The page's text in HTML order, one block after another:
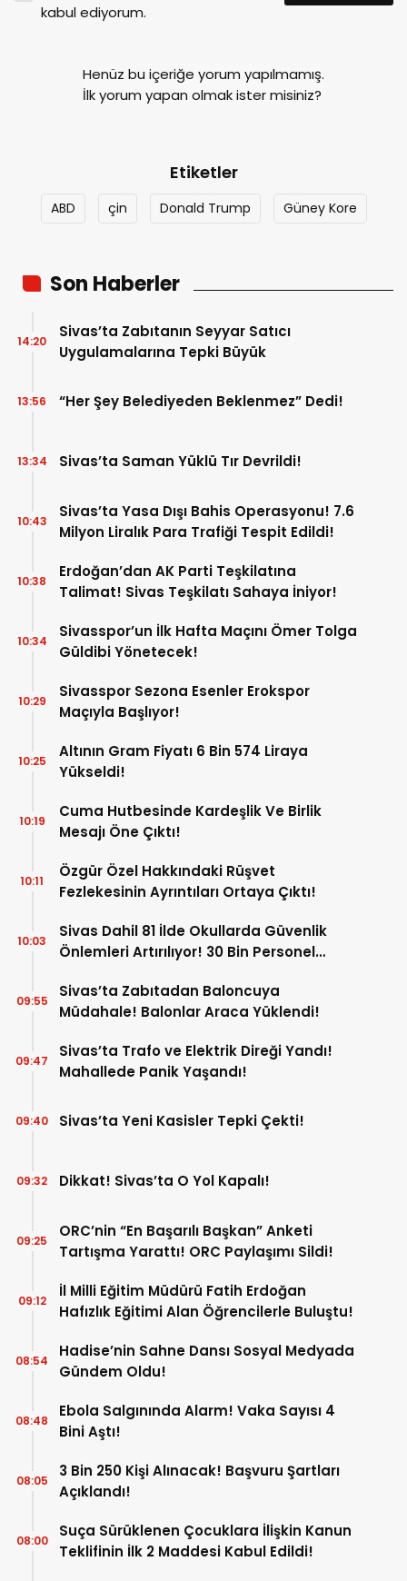
kabul ediyorum.
Henüz bu içeriğe yorum yapılmamış.
İlk yorum yapan olmak ister misiniz?
Etiketler
ABD çin Donald Trump Güney Kore
Son Haberler
Sivas’ta Zabıtanın Seyyar Satıcı
Uygulamalarına Tepki Büyük
14:20
“Her Şey Belediyeden Beklenmez” Dedi!
13:56
Sivas’ta Saman Yüklü Tır Devrildi!
13:34
Sivas’ta Yasa Dışı Bahis Operasyonu! 7.6
Milyon Liralık Para Trafiği Tespit Edildi!
10:43
Erdoğan’dan AK Parti Teşkilatına
Talimat! Sivas Teşkilatı Sahaya İniyor!
10:38
Sivasspor’un İlk Hafta Maçını Ömer Tolga
Güldibi Yönetecek!
10:34
Sivasspor Sezona Esenler Erokspor
Maçıyla Başlıyor!
10:29
Altının Gram Fiyatı 6 Bin 574 Liraya
Yükseldi!
10:25
Cuma Hutbesinde Kardeşlik Ve Birlik
Mesajı Öne Çıktı!
10:19
Özgür Özel Hakkındaki Rüşvet
Fezlekesinin Ayrıntıları Ortaya Çıktı!
10:11
Sivas Dahil 81 İlde Okullarda Güvenlik
Önlemleri Artırılıyor! 30 Bin Personel
10:03
Sivas’ta Zabıtadan Baloncuya
Müdahale! Balonlar Araca Yüklendi!
09:55
Sivas’ta Trafo ve Elektrik Direği Yandı!
Mahallede Panik Yaşandı!
09:47
Sivas’ta Yeni Kasisler Tepki Çekti!
09:40
Dikkat! Sivas’ta O Yol Kapalı!
09:32
ORC’nin “En Başarılı Başkan” Anketi
Tartışma Yarattı! ORC Paylaşımı Sildi!
09:25
İl Milli Eğitim Müdürü Fatih Erdoğan
Hafızlık Eğitimi Alan Öğrencilerle Buluştu!
09:12
Hadise’nin Sahne Dansı Sosyal Medyada
Gündem Oldu!
08:54
Ebola Salgınında Alarm! Vaka Sayısı 4
Bini Aştı!
08:48
3 Bin 250 Kişi Alınacak! Başvuru Şartları
Açıklandı!
08:05
Suça Sürüklenen Çocuklara İlişkin Kanun
Teklifinin İlk 2 Maddesi Kabul Edildi!
08:00